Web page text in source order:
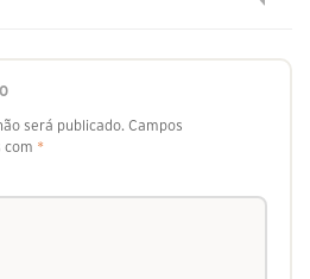
será publicado. Campos
com *